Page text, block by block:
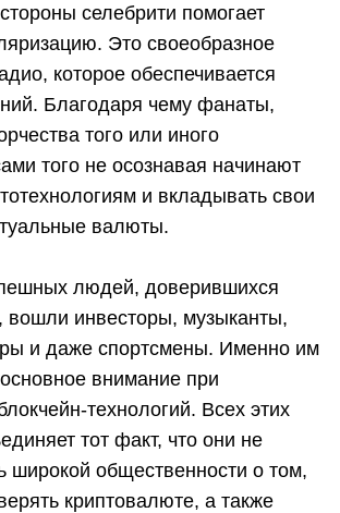
селебрити помогает
Это своеобразное
которое обеспечивается
Благодаря чему фанаты,
того или иного
того не осознавая начинают
и вкладывать свои
валюты.
людей, доверившихся
вошли инвесторы, музыканты,
и даже спортсмены. Именно им
внимание при
технологий. Всех этих
тот факт, что они не
широкой общественности о том,
криптовалюте, а также